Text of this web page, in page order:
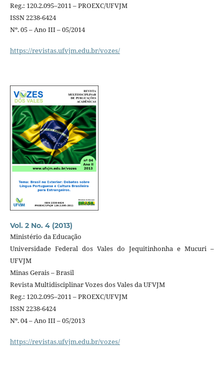
Reg.: 120.2.095–2011 – PROEXC/UFVJM
ISSN 2238-6424
Nº. 05 – Ano III – 05/2014
https://revistas.ufvjm.edu.br/vozes/
Vol. 2 No. 4 (2013)
Ministério da Educação
Universidade Federal dos Vales do Jequitinhonha e Mucuri –
UFVJM
Minas Gerais – Brasil
Revista Multidisciplinar Vozes dos Vales da UFVJM
Reg.: 120.2.095–2011 – PROEXC/UFVJM
ISSN 2238-6424
Nº. 04 – Ano III – 05/2013
https://revistas.ufvjm.edu.br/vozes/